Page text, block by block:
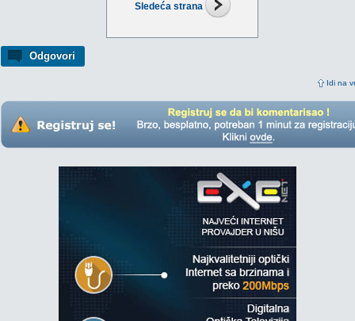
Sledeća strana
Odgovori
Idi na